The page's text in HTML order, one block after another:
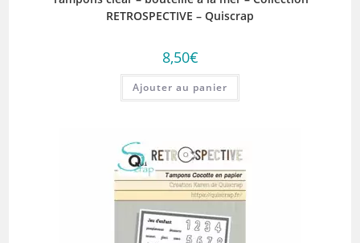
RETROSPECTIVE – Quiscrap
8,50€
Ajouter au panier